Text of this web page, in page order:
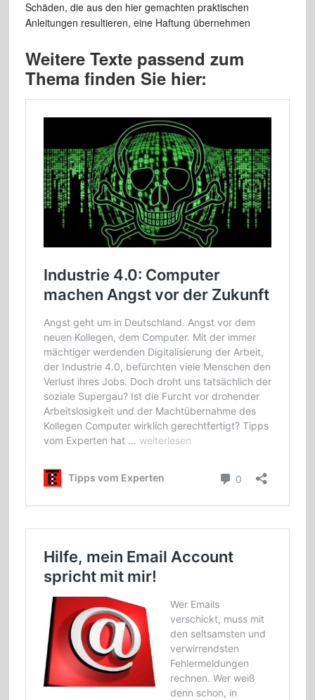
Schäden, die aus den hier gemachten praktischen
Anleitungen resultieren, eine Haftung übernehmen
Weitere Texte passend zum
Thema finden Sie hier: